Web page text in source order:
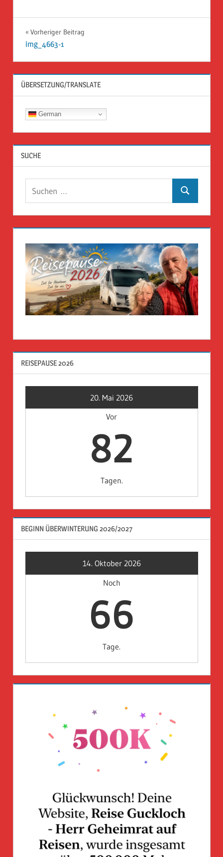
Beitragsnavigation
Vorheriger Beitrag
img_4663-1
ÜBERSETZUNG/TRANSLATE
German
SUCHE
Suchen
REISEPAUSE 2026
20. Mai 2026
Vor
82
Tagen.
BEGINN ÜBERWINTERUNG 2026/2027
14. Oktober 2026
Noch
66
Tage.